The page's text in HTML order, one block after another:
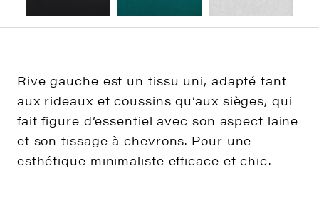
Rive gauche est un tissu uni, adapté tant
aux rideaux et coussins qu’aux sièges, qui
fait figure d’essentiel avec son aspect laine
et son tissage à chevrons. Pour une
esthétique minimaliste efficace et chic.